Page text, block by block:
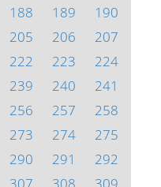
188 189
190
205 206
207
222 223
224
239 240
241
256 257
258
273 274
275
290 291
292